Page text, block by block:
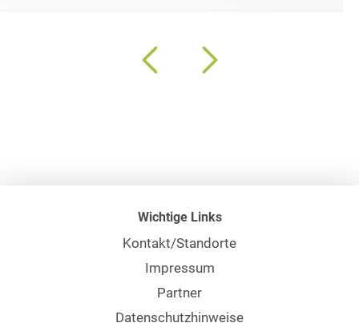
Wichtige Links
Kontakt/Standorte
Impressum
Partner
Datenschutzhinweise